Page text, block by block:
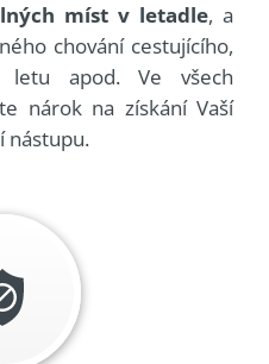
míst v letadle, a
chování cestujícího,
letu apod. Ve všech
nárok na získání Vaší
nástupu.